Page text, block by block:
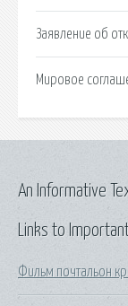
Заявление об
Мировое
Links to
Фильм почтальон
An Informative